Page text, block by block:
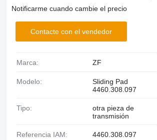
Notificarme cuando cambie el precio
Contacte con el vendedor
Marca: ZF
Modelo:
Sliding Pad
4460.308.097
Tipo:
otra pieza de
transmisión
Referencia IAM: 4460.308.097